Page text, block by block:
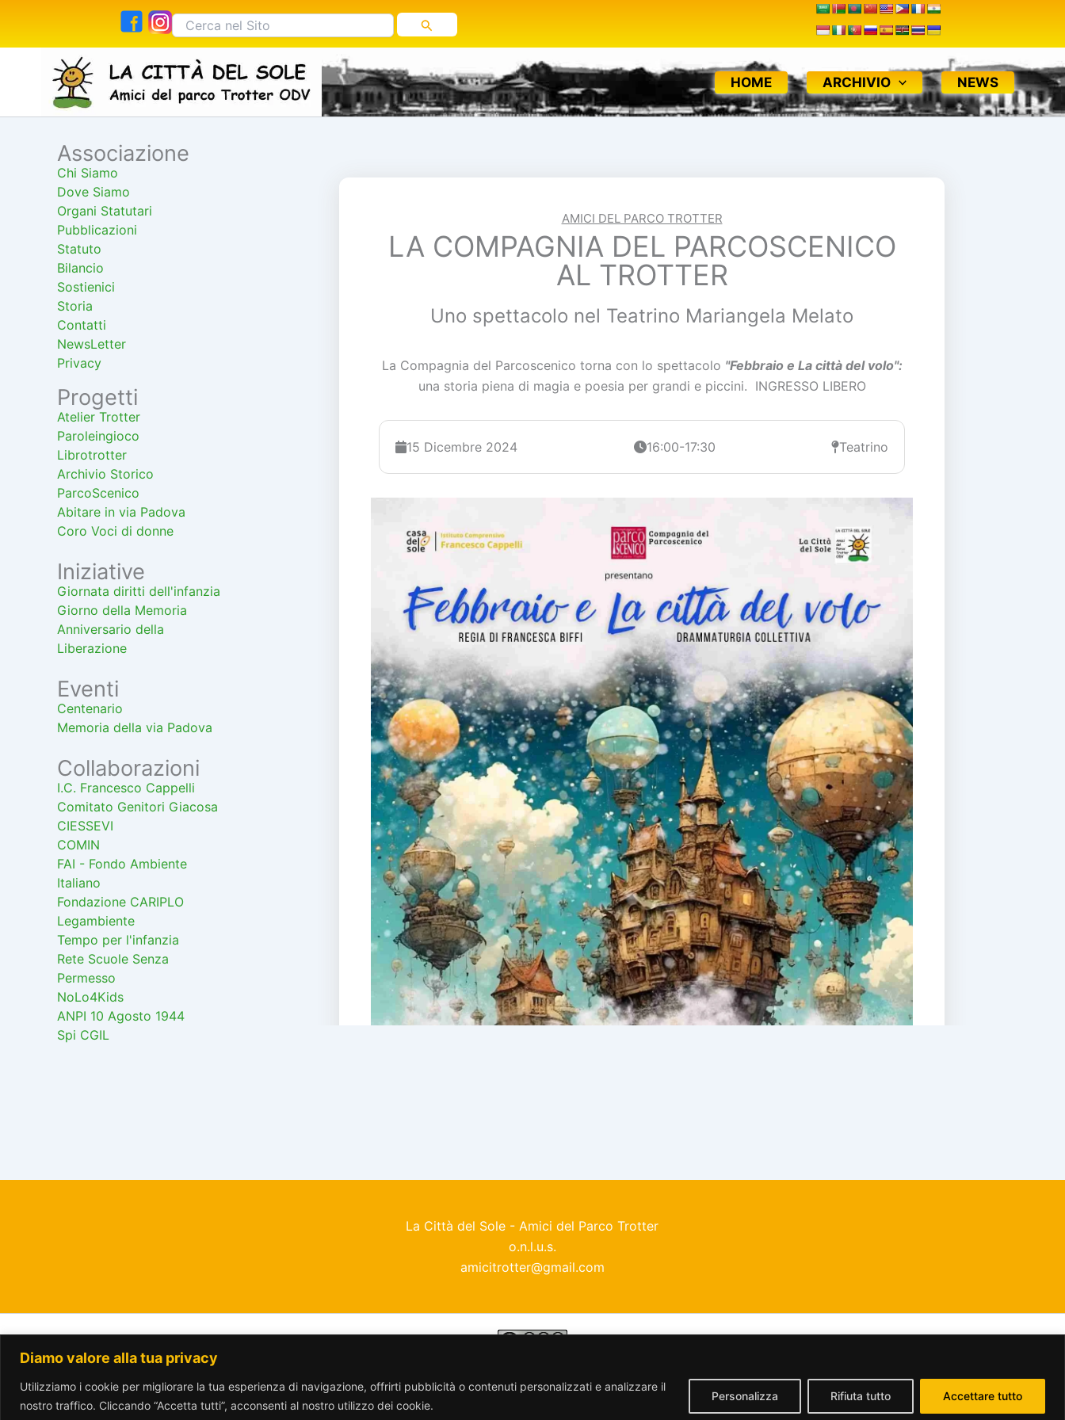
Diamo valore alla tua privacy
Utilizziamo i cookie per migliorare la tua esperienza di navigazione, offrirti pubblicità o contenuti personalizzati e analizzare il
nostro traffico. Cliccando “Accetta tutti”, acconsenti al nostro utilizzo dei cookie.
Personalizza Rifiuta tutto Accettare tutto
contenuto
Cerca:
HOME ARCHIVIO NEWS
Cerca
Associazione
Chi Siamo
Dove Siamo
Organi Statutari
Pubblicazioni
Statuto
Bilancio
Sostienici
Storia
Contatti
NewsLetter
Privacy
Progetti
Atelier Trotter
Paroleingioco
Librotrotter
Archivio Storico
ParcoScenico
Abitare in via Padova
Coro Voci di donne
Iniziative
Giornata diritti dell'infanzia
Giorno della Memoria
Anniversario della
Liberazione
Eventi
Centenario
Memoria della via Padova
Collaborazioni
I.C. Francesco Cappelli
Comitato Genitori Giacosa
CIESSEVI
COMIN
FAI - Fondo Ambiente
Italiano
Fondazione CARIPLO
Legambiente
Tempo per l'infanzia
Rete Scuole Senza
Permesso
NoLo4Kids
ANPI 10 Agosto 1944
Spi CGIL
AMICI DEL PARCO TROTTER
LA COMPAGNIA DEL PARCOSCENICO
AL TROTTER
Uno spettacolo nel Teatrino Mariangela Melato
La Compagnia del Parcoscenico torna con lo spettacolo "Febbraio e La città del volo":
una storia piena di magia e poesia per grandi e piccini. INGRESSO LIBERO
15 Dicembre 2024 16:00-17:30 Teatrino
La Città del Sole - Amici del Parco Trotter
o.n.l.u.s.
amicitrotter@gmail.com
www.parcotrotter.org è rilasciata sotto licenzaCreative Commons Attribuzione - Non commerciale - Condividi allo stesso modo 2.5 Italia License.